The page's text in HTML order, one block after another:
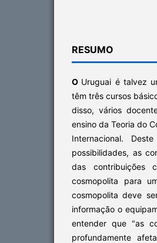
RESUMO
O Uruguai é talvez
têm três cursos
disso, vários
ensino da Teoria do
Internacional.
possibilidades, as
das contribuições
cosmopolita para
cosmopolita deve
informação o
entender que "as
profundamente